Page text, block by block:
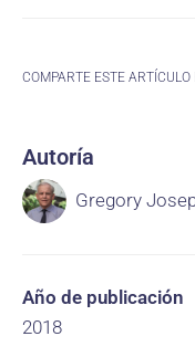
COMPARTE ESTE ARTÍCULO
Autoría
Gregory
Año de publicación
2018